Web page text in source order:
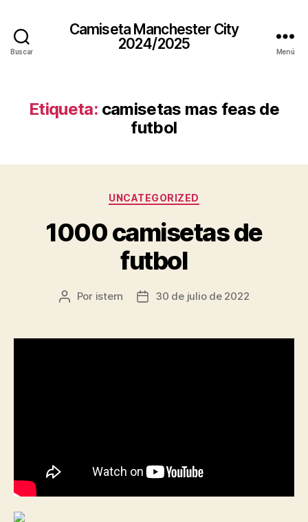
Buscar
Camiseta Manchester City
2024/2025
Menú
Etiqueta: camisetas mas feas de
futbol
Categorías
UNCATEGORIZED
1000 camisetas de
futbol
Autor
entrada
Por istern
Fecha
entrada
30 de julio de 2022